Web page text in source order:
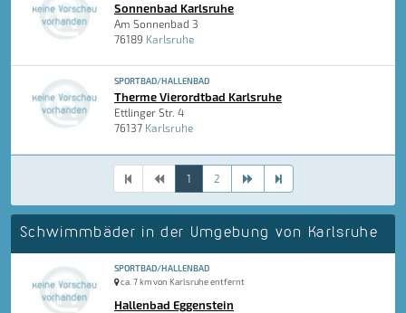
Sonnenbad Karlsruhe
Am Sonnenbad 3
76189 Karlsruhe
SPORTBAD/HALLENBAD
Therme Vierordtbad Karlsruhe
Ettlinger Str. 4
76137 Karlsruhe
1 2
Schwimmbäder in der Umgebung von Karlsruhe
SPORTBAD/HALLENBAD
ca. 7 km von Karlsruhe entfernt
Hallenbad Eggenstein